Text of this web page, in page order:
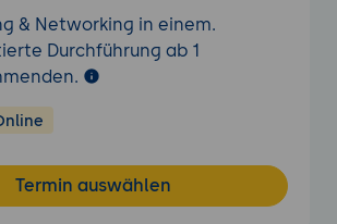
& Networking in einem.
Durchführung ab 1
Termin auswählen